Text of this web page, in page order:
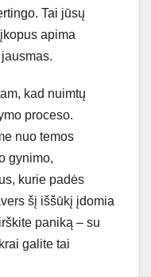
Tai jūsų
apima
kad nuimtų
proceso.
nuo temos
gynimo,
kurie padės
šį iššūkį įdomia
paniką – su
galite tai